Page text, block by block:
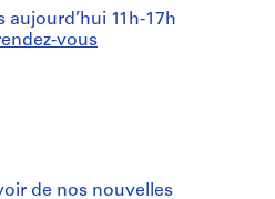
aujourd’hui 11h-17h
vous
de nos nouvelles